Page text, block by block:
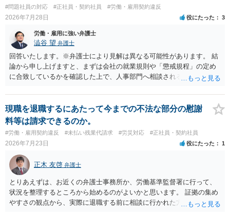
#問題社員の対応 #正社員・契約社員 #労働・雇用契約違反
2026年7月28日 役にたった 3
労働・雇用に強い弁護士
澁谷 望 弁護士
回答いたします。※弁護士により見解は異なる可能性があります。 結
論から申し上げますと、まずは会社の就業規則や「懲戒規程」の定め
に合致しているかを確認した上で、人事部門へ相談されることが最優
ものの、重い懲戒処分の対象には十分なり得ます。 名誉や評価の回復
については、会社側に「部下の不正行為による情報漏洩」と正式に認
定させ、誤認した他部署への適切なフォローや周知を求めるのが有効
です。 あるいは、懲戒があったことを社内で周知される手続があるの
ならば、それにより軽微ながら回復はできるかもしれません。 さらに
個人としても、相手に対してプライバシー侵害等に基づく損害賠償
（慰謝料）を請求する選択肢がありえます（ただし、金額は多額にな
らない可能性があります。）。
現職を退職するにあたって今までの不法な部分の慰謝
料等は請求できるのか。
#労働・雇用契約違反 #未払い残業代請求 #労災対応 #正社員・契約社員
2026年7月23日 役にたった 1
正木 友啓 弁護士
とりあえずは、お近くの弁護士事務所か、労働基準監督署に行って、
状況を整理するところから始めるのがよいかと思います。 証拠の集め
やすさの観点から、実際に退職する前に相談に行かれた方がよいかと